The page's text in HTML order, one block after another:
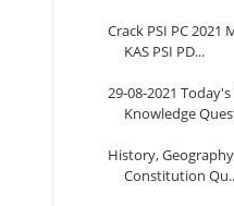
Crack PSI PC 2021
KAS PSI PD...
29-08-2021
Knowledge
History,
Constitution